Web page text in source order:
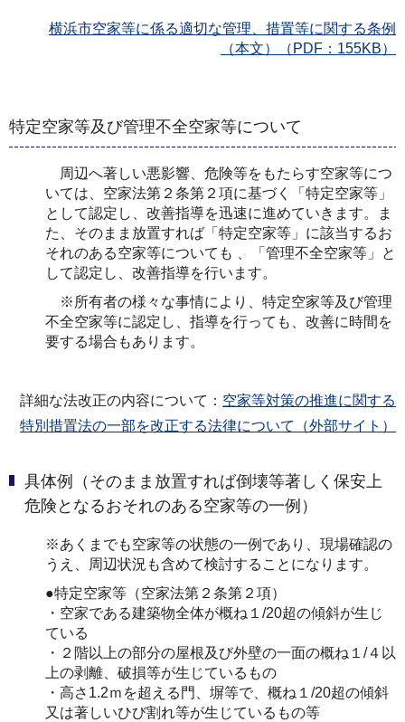
横浜市空家等に係る適切な管理、措置等に関する条例
（本文）（PDF：155KB）
特定空家等及び管理不全空家等について
周辺へ著しい悪影響、危険等をもたらす空家等につ
いては、空家法第２条第２項に基づく「特定空家等」
として認定し、改善指導を迅速に進めていきます。ま
た、そのまま放置すれば「特定空家等」に該当するお
それのある空家等についても 、「管理不全空家等」と
して認定し、改善指導を行います。
※所有者の様々な事情により、特定空家等及び管理
不全空家等に認定し、指導を行っても、改善に時間を
要する場合もあります。
詳細な法改正の内容について： 空家等対策の推進に関する
特別措置法の一部を改正する法律について（外部サイト）
具体例（そのまま放置すれば倒壊等著しく保安上
危険となるおそれのある空家等の一例）
※あくまでも空家等の状態の一例であり、現場確認の
うえ、周辺状況も含めて検討することになります。
●特定空家等（空家法第２条第２項）
・空家である建築物全体が概ね１/20超の傾斜が生じ
ている
・２階以上の部分の屋根及び外壁の一面の概ね１/４以
上の剥離、破損等が生じているもの
・高さ1.2ｍを超える門、塀等で、概ね１/20超の傾斜
又は著しいひび割れ等が生じているもの等